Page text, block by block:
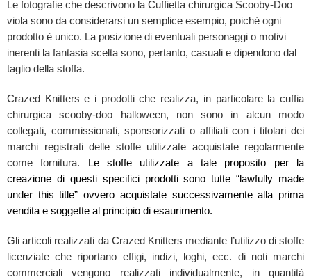
Le fotografie che descrivono la Cuffietta chirurgica Scooby-Doo
viola sono da considerarsi un semplice esempio, poiché ogni
prodotto è unico. La posizione di eventuali personaggi o motivi
inerenti la fantasia scelta sono, pertanto, casuali e dipendono dal
taglio della stoffa.
Crazed Knitters e i prodotti che realizza, in particolare la cuffia
chirurgica scooby-doo halloween, non sono in alcun modo
collegati, commissionati, sponsorizzati o affiliati con i titolari dei
marchi registrati delle stoffe utilizzate acquistate regolarmente
come fornitura.
Le stoffe utilizzate a tale proposito per la
creazione di questi specifici prodotti sono tutte “lawfully made
under this title” ovvero acquistate successivamente alla prima
vendita e soggette al principio di esaurimento.
Gli articoli realizzati da Crazed Knitters mediante l’utilizzo di stoffe
licenziate che riportano effigi, indizi, loghi, ecc. di noti marchi
commerciali vengono realizzati individualmente, in quantità